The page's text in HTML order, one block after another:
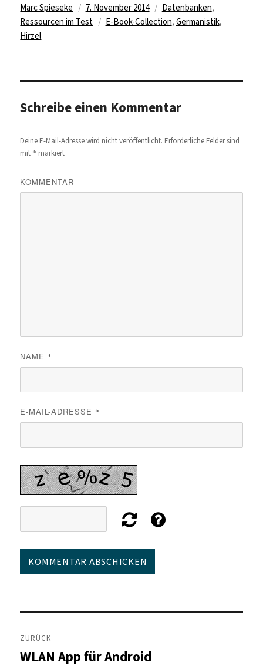
Autor
Marc Spieseke
Veröffentlicht
am
7. November 2014 Kategorien
Datenbanken,
Ressourcen im Test
Schlagwörter
E-Book-Collection, Germanistik,
Hirzel
Schreibe einen Kommentar
Deine E-Mail-Adresse wird nicht veröffentlicht. Erforderliche Felder sind
mit * markiert
KOMMENTAR
NAME *
E-MAIL-ADRESSE *
Beitragsnavigation
ZURÜCK
Vorheriger
WLAN App für Android